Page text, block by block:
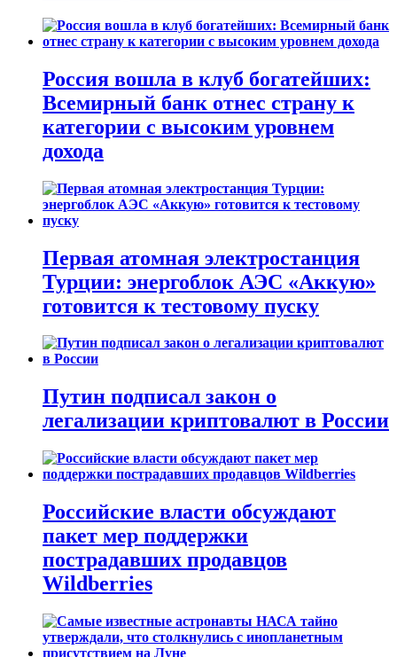
Россия вошла в клуб богатейших:
Всемирный банк отнес страну к
категории с высоким уровнем
дохода
Первая атомная электростанция
Турции: энергоблок АЭС «Аккую»
готовится к тестовому пуску
Путин подписал закон о
легализации криптовалют в России
Российские власти обсуждают
пакет мер поддержки
пострадавших продавцов
Wildberries